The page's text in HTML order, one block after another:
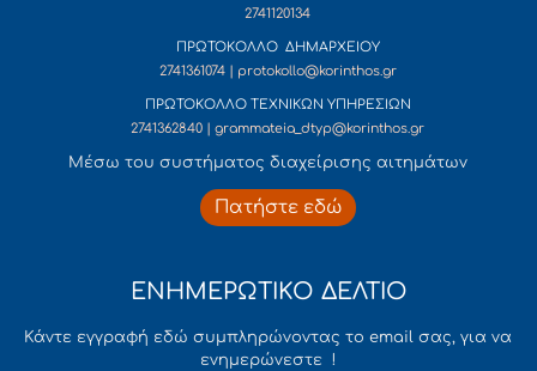
2741120134
ΠΡΩΤΟΚΟΛΛΟ ΔΗΜΑΡΧΕΙΟΥ
2741361074 | protokollo@korinthos.gr
ΠΡΩΤΟΚΟΛΛΟ ΤΕΧΝΙΚΩΝ ΥΠΗΡΕΣΙΩΝ
2741362840 | grammateia_dtyp@korinthos.gr
Mέσω του συστήματος διαχείρισης αιτημάτων
Πατήστε εδώ
ΕΝΗΜΕΡΩΤΙΚΟ ΔΕΛΤΙΟ
Κάντε εγγραφή εδώ συμπληρώνοντας το email σας, για να
ενημερώνεστε !